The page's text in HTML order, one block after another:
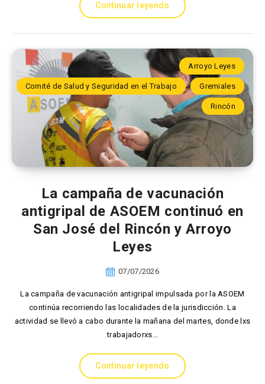
Continuar leyendo
Arroyo Leyes
Comité de Salud y Seguridad en el Trabajo Gremiales
Rincón
La campaña de vacunación
antigripal de ASOEM continuó en
San José del Rincón y Arroyo
Leyes
07/07/2026
La campaña de vacunación antigripal impulsada por la ASOEM
continúa recorriendo las localidades de la jurisdicción. La
actividad se llevó a cabo durante la mañana del martes, donde lxs
trabajadorxs…
Continuar leyendo